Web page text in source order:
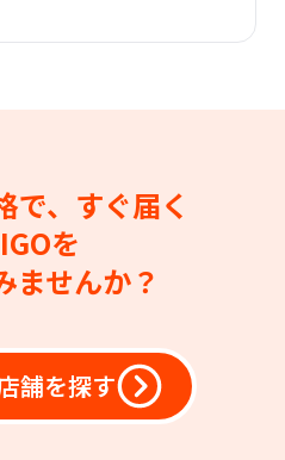
で、すぐ届く
を
ませんか？
舗を探す